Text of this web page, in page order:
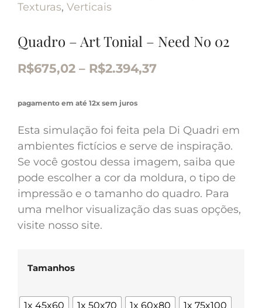
Texturas, Verticais
Quadro – Art Tonial – Need No 02
R$675,02 – R$2.394,37
pagamento em até 12x sem juros
Esta simulação foi feita pela Di Quadri em
ambientes fictícios e serve de inspiração.
Se você gostou dessa imagem, saiba que
pode escolher a cor da moldura, o tipo de
impressão e o tamanho do quadro. Para
uma melhor visualização das suas opções,
visite nosso site.
Tamanhos
1x 45x60 1x 50x70 1x 60x80
1x 75x100